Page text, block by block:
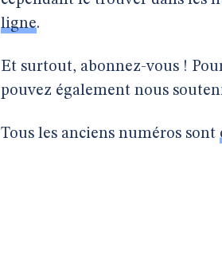
ligne.
Et surtout, abonnez-vous !
pouvez également nous
Tous les anciens numéros sont